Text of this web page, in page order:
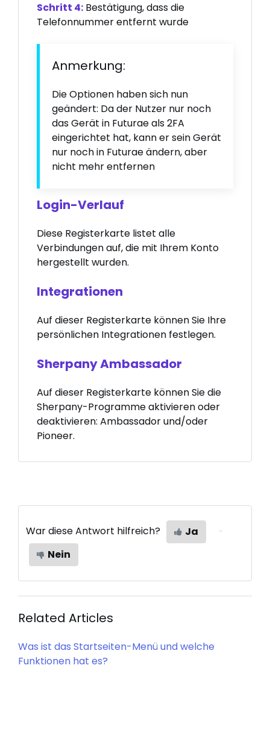
Schritt 4: Bestätigung, dass die
Telefonnummer entfernt wurde
Anmerkung:
Die Optionen haben sich nun
geändert: Da der Nutzer nur noch
das Gerät in Futurae als 2FA
eingerichtet hat, kann er sein Gerät
nur noch in Futurae ändern, aber
nicht mehr entfernen
Login-Verlauf
Diese Registerkarte listet alle
Verbindungen auf, die mit Ihrem Konto
hergestellt wurden.
Integrationen
Auf dieser Registerkarte können Sie Ihre
persönlichen Integrationen festlegen.
Sherpany Ambassador
Auf dieser Registerkarte können Sie die
Sherpany-Programme aktivieren oder
deaktivieren: Ambassador und/oder
Pioneer.
War diese Antwort hilfreich?
Ja
Nein
Related Articles
Was ist das Startseiten-Menü und welche
Funktionen hat es?